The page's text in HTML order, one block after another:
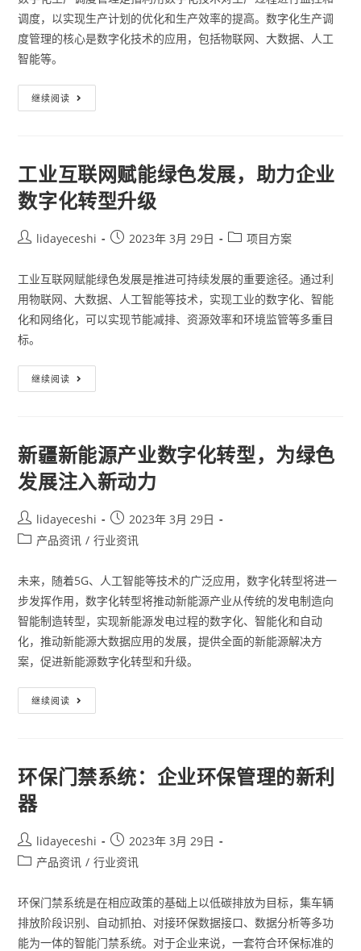
调度，以实现生产计划的优化和生产效率的提高。数字化生产调
度管理的核心是数字化技术的应用，包括物联网、大数据、人工
智能等。
继续阅读
工业互联网赋能绿色发展，助力企业
数字化转型升级
lidayeceshi 2023年 3月 29日 项目方案
工业互联网赋能绿色发展是推进可持续发展的重要途径。通过利
用物联网、大数据、人工智能等技术，实现工业的数字化、智能
化和网络化，可以实现节能减排、资源效率和环境监管等多重目
标。
继续阅读
新疆新能源产业数字化转型，为绿色
发展注入新动力
lidayeceshi
2023年 3月 29日
产品资讯 / 行业资讯
未来，随着5G、人工智能等技术的广泛应用，数字化转型将进一
步发挥作用，数字化转型将推动新能源产业从传统的发电制造向
智能制造转型，实现新能源发电过程的数字化、智能化和自动
化，推动新能源大数据应用的发展，提供全面的新能源解决方
案，促进新能源数字化转型和升级。
继续阅读
环保门禁系统：企业环保管理的新利
器
lidayeceshi
2023年 3月 29日
产品资讯 / 行业资讯
环保门禁系统是在相应政策的基础上以低碳排放为目标，集车辆
排放阶段识别、自动抓拍、对接环保数据接口、数据分析等多功
能为一体的智能门禁系统。对于企业来说，一套符合环保标准的